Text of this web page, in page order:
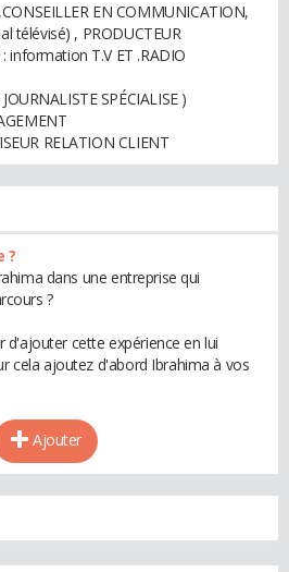
EN COMMUNICATION,
télévisé) , PRODUCTEUR
information T.V ET .RADIO
SPÉCIALISE )
RELATION CLIENT
?
dans une entreprise qui
?
d'ajouter cette expérience en lui
cela ajoutez d'abord Ibrahima à vos
Ajouter